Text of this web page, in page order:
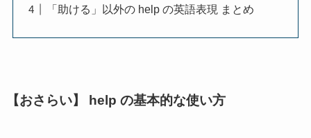
「助ける」以外の help の英語表現 まとめ
【おさらい】 help の基本的な使い方